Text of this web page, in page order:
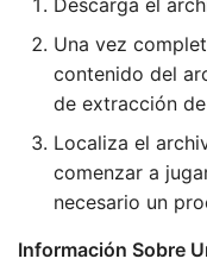
Una vez
contenido del
de extracción
Localiza el
comenzar a
necesario un
Información Sobre